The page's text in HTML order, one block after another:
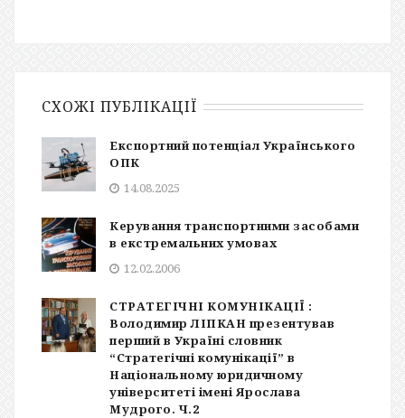
СХОЖІ ПУБЛІКАЦІЇ
Експортний потенціал Українського
ОПК
14.08.2025
Керування транспортними засобами
в екстремальних умовах
12.02.2006
СТРАТЕГІЧНІ КОМУНІКАЦІЇ :
Володимир ЛІПКАН презентував
перший в Україні словник
“Стратегічні комунікації” в
Національному юридичному
університеті імені Ярослава
Мудрого. Ч.2